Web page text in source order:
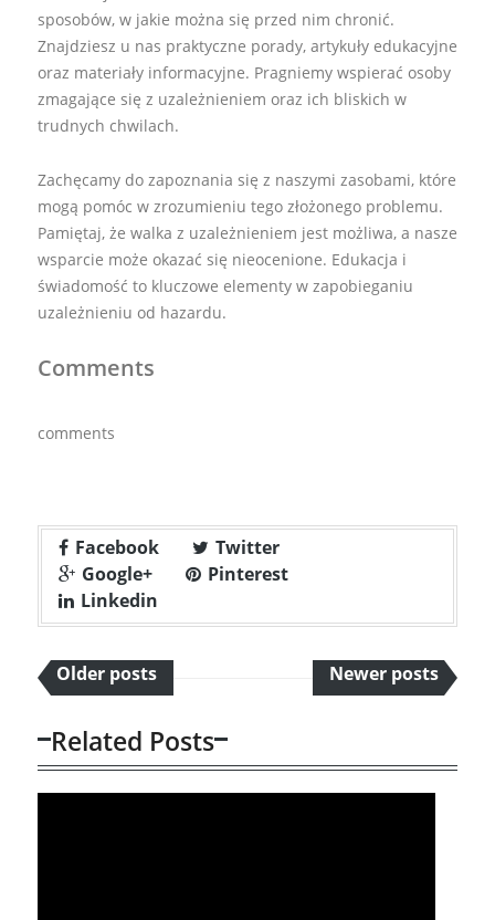
sposobów, w jakie można się przed nim chronić.
Znajdziesz u nas praktyczne porady, artykuły edukacyjne
oraz materiały informacyjne. Pragniemy wspierać osoby
zmagające się z uzależnieniem oraz ich bliskich w
trudnych chwilach.
Zachęcamy do zapoznania się z naszymi zasobami, które
mogą pomóc w zrozumieniu tego złożonego problemu.
Pamiętaj, że walka z uzależnieniem jest możliwa, a nasze
wsparcie może okazać się nieocenione. Edukacja i
świadomość to kluczowe elementy w zapobieganiu
uzależnieniu od hazardu.
Comments
comments
Facebook
Twitter
Google+
Pinterest
Linkedin
Older posts Newer posts
Related Posts